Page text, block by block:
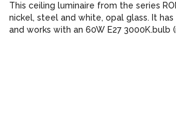
This ceiling luminaire from the series
nickel, steel and white, opal glass. It
and works with an 60W E27 3000K.bulb